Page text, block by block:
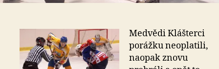
Medvědi Klášterci
porážku neoplatili,
naopak znovu